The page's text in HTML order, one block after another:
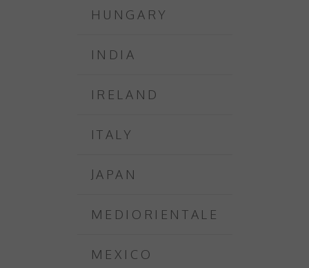
HUNGARY
INDIA
IRELAND
ITALY
JAPAN
MEDIORIENTALE
MEXICO